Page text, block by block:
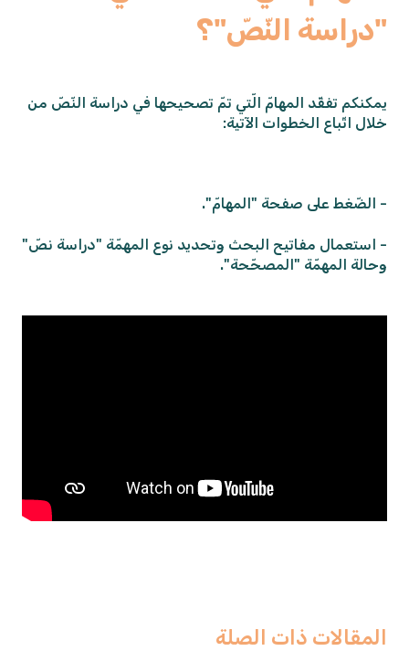
"دراسة النّصّ"؟
يمكنكم تفقّد المهامّ الّتي تمّ تصحيحها في دراسة النّصّ من
خلال اتّباع الخطوات الآتية:
- الضّغط على صفحة "المهامّ".
- استعمال مفاتيح البحث وتحديد نوع المهمّة "دراسة نصّ"
وحالة المهمّة "المصحّحة".
المقالات ذات الصلة